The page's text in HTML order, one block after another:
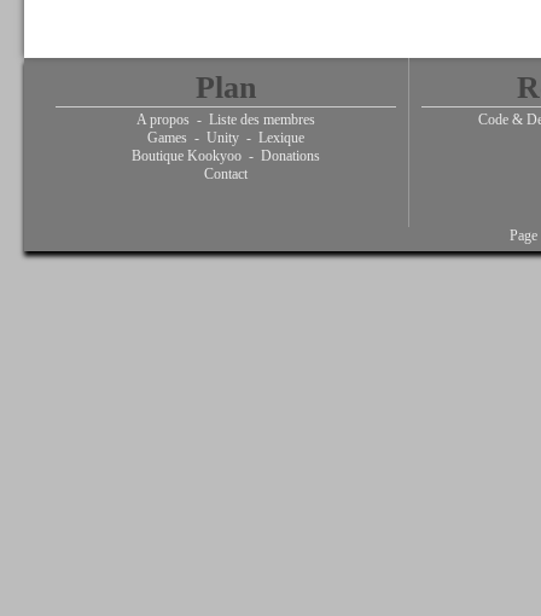
Plan
A propos - Liste des membres
Games - Unity - Lexique
Boutique Kookyoo - Donations
Contact
Code &